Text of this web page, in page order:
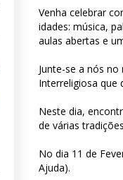
Venha celebrar
idades: música,
aulas abertas e
Junte-se a nós
Interreligiosa que
Neste dia,
de várias
No dia 11 de
Ajuda).